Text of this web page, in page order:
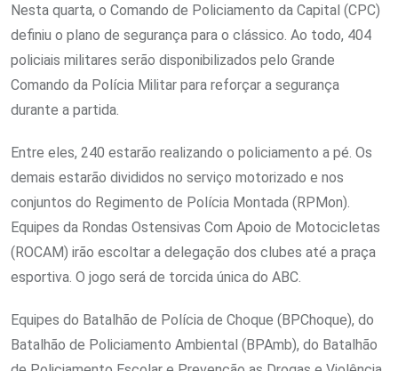
Nesta quarta, o Comando de Policiamento da Capital (CPC)
definiu o plano de segurança para o clássico. Ao todo, 404
policiais militares serão disponibilizados pelo Grande
Comando da Polícia Militar para reforçar a segurança
durante a partida.
Entre eles, 240 estarão realizando o policiamento a pé. Os
demais estarão divididos no serviço motorizado e nos
conjuntos do Regimento de Polícia Montada (RPMon).
Equipes da Rondas Ostensivas Com Apoio de Motocicletas
(ROCAM) irão escoltar a delegação dos clubes até a praça
esportiva. O jogo será de torcida única do ABC.
Equipes do Batalhão de Polícia de Choque (BPChoque), do
Batalhão de Policiamento Ambiental (BPAmb), do Batalhão